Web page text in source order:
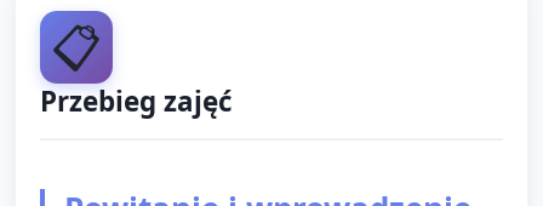
📋
Przebieg zajęć